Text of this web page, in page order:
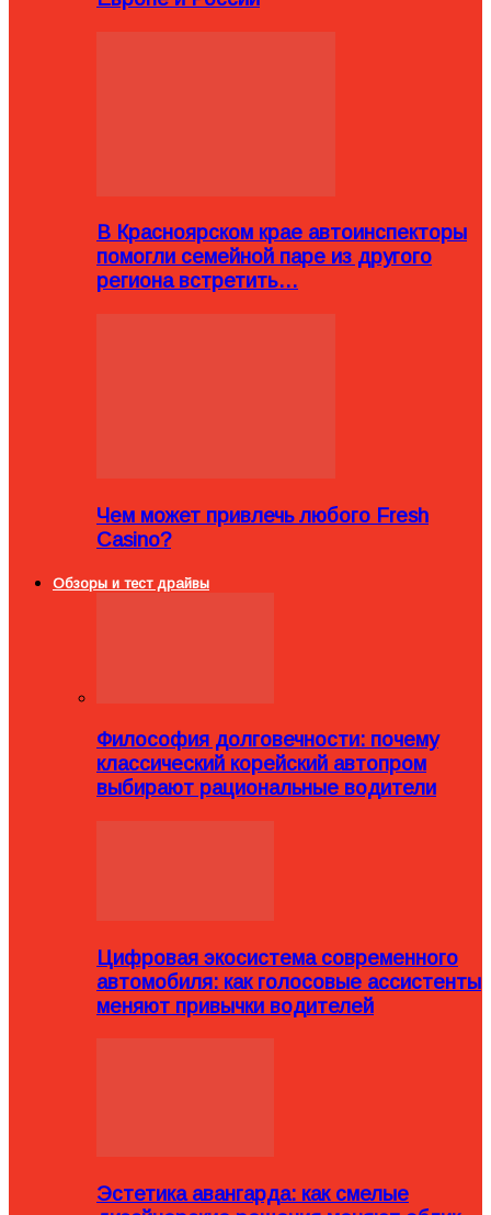
В Красноярском крае автоинспекторы
помогли семейной паре из другого
региона встретить…
Чем может привлечь любого Fresh
Casino?
Обзоры и тест драйвы
Философия долговечности: почему
классический корейский автопром
выбирают рациональные водители
Цифровая экосистема современного
автомобиля: как голосовые ассистенты
меняют привычки водителей
Эстетика авангарда: как смелые